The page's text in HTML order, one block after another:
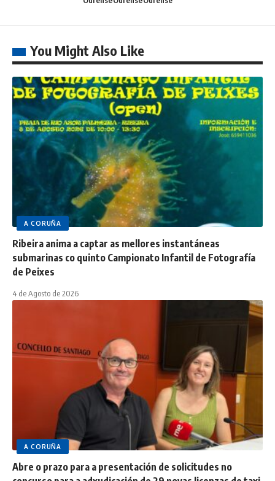
You Might Also Like
A CORUÑA
Ribeira anima a captar as mellores instantáneas
submarinas co quinto Campionato Infantil de Fotografía
de Peixes
4 de Agosto de 2026
A CORUÑA
Abre o prazo para a presentación de solicitudes no